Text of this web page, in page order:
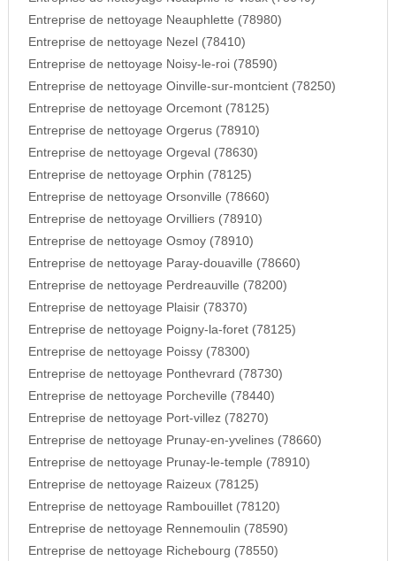
Entreprise de nettoyage Neauphlette (78980)
Entreprise de nettoyage Nezel (78410)
Entreprise de nettoyage Noisy-le-roi (78590)
Entreprise de nettoyage Oinville-sur-montcient (78250)
Entreprise de nettoyage Orcemont (78125)
Entreprise de nettoyage Orgerus (78910)
Entreprise de nettoyage Orgeval (78630)
Entreprise de nettoyage Orphin (78125)
Entreprise de nettoyage Orsonville (78660)
Entreprise de nettoyage Orvilliers (78910)
Entreprise de nettoyage Osmoy (78910)
Entreprise de nettoyage Paray-douaville (78660)
Entreprise de nettoyage Perdreauville (78200)
Entreprise de nettoyage Plaisir (78370)
Entreprise de nettoyage Poigny-la-foret (78125)
Entreprise de nettoyage Poissy (78300)
Entreprise de nettoyage Ponthevrard (78730)
Entreprise de nettoyage Porcheville (78440)
Entreprise de nettoyage Port-villez (78270)
Entreprise de nettoyage Prunay-en-yvelines (78660)
Entreprise de nettoyage Prunay-le-temple (78910)
Entreprise de nettoyage Raizeux (78125)
Entreprise de nettoyage Rambouillet (78120)
Entreprise de nettoyage Rennemoulin (78590)
Entreprise de nettoyage Richebourg (78550)